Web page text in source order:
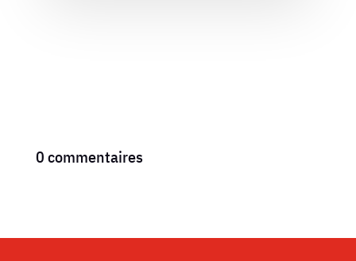
0 commentaires